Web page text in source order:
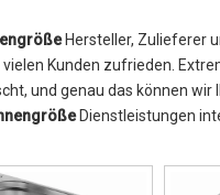
Hersteller, Zulieferer
Kunden zufrieden.
und genau das können wir
Dienstleistungen